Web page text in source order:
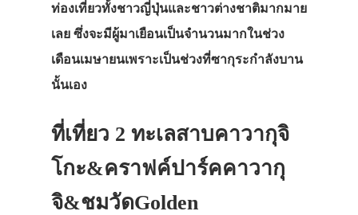
ท่องเที่ยวทั้งชาวญี่ปุ่นและชาวต่างชาติมากมาย
เลย ซึ่งจะมีผู้มาเยือนเป็นจำนวนมากในช่วง
เดือนเมษายนเพราะเป็นช่วงที่ซากุระกำลังบาน
นั้นเอง
ที่เที่ยว 2 ทะเลสาบคาวากุจิ
โกะ&คราฟค์ปาร์คคาวากุ
จิ&ชมวัดGolden